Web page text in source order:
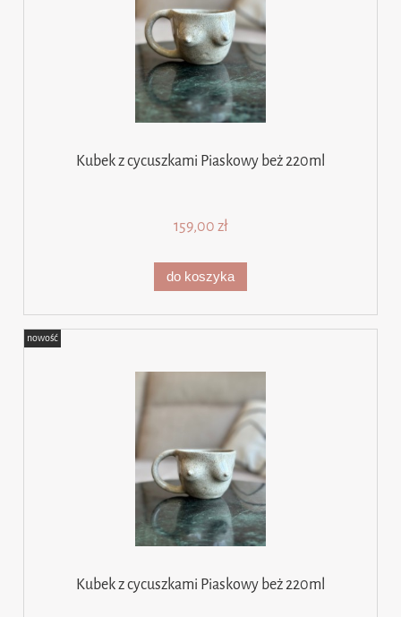
Kubek z cycuszkami Piaskowy beż 220ml
159,00 zł
do koszyka
Kubek z cycuszkami Piaskowy beż 220ml
nowość